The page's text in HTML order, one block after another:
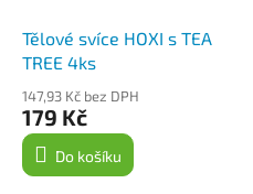
Tělové svíce HOXI s TEA
TREE 4ks
147,93 Kč bez DPH
179 Kč
Do košíku